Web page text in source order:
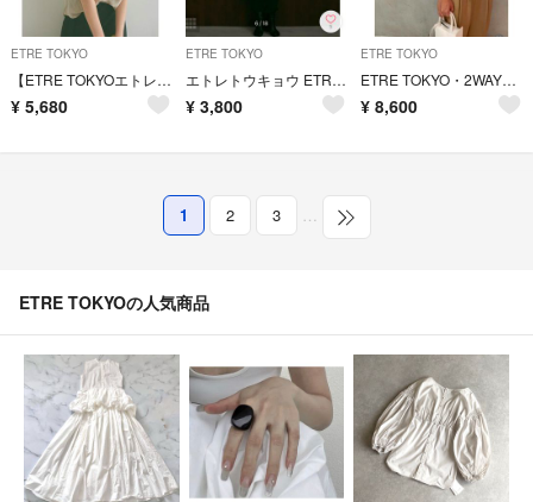
ETRE TOKYO
【ETRE TOKYOエトレトウキョウ】キュプラ ノースリーブ シャツ ブラウス
¥ 5,680
ETRE TOKYO
エトレトウキョウ ETRE' TOKYO センタープレスジョガーパンツ
¥ 3,800
ETRE TOKYO
ETRE TOKYO・2WAYカットソー・スウェットカーディガン
¥ 8,600
1 2 3 …
ETRE TOKYOの人気商品